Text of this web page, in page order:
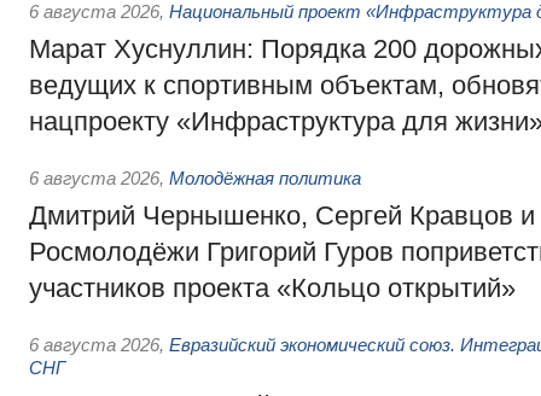
6 августа 2026, Национальный проект «Инфраструктура
Марат Хуснуллин: Порядка 200
ведущих к спортивным объектам,
нацпроекту «Инфраструктура для
6 августа 2026, Молодёжная политика
Дмитрий Чернышенко, Сергей Кравцов и
Росмолодёжи Григорий Гуров
участников проекта «Кольцо открытий»
6 августа 2026, Евразийский экономический союз.
СНГ